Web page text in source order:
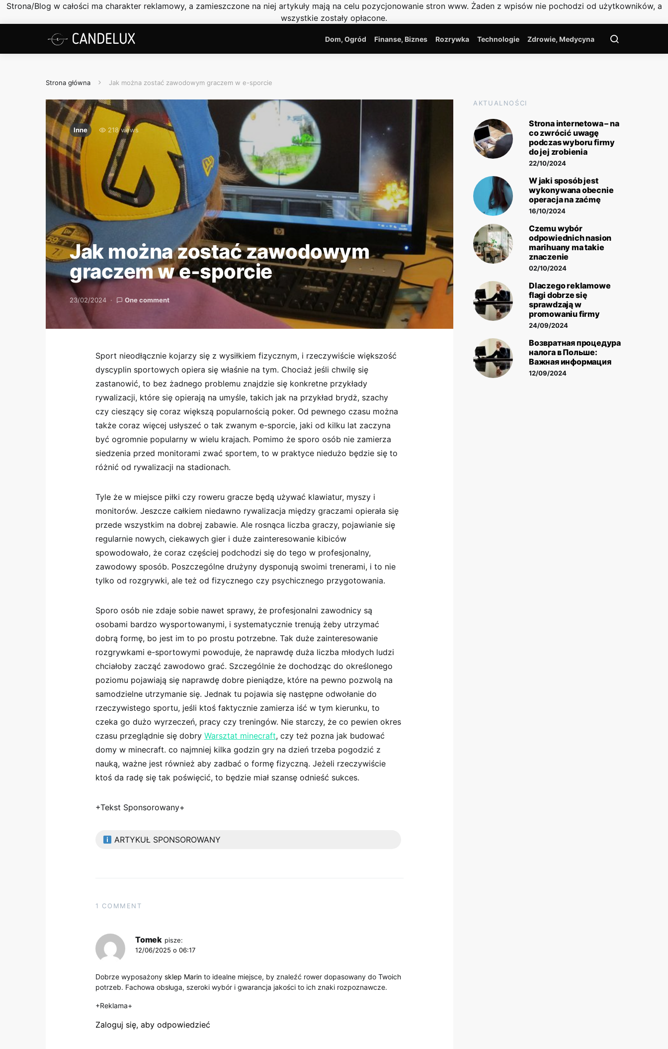
Strona/Blog w całości ma charakter reklamowy, a zamieszczone na niej artykuły mają na celu pozycjonowanie stron www. Żaden z wpisów nie pochodzi od użytkowników, a
wszystkie zostały opłacone.
Dom, Ogród Finanse, Biznes Rozrywka Technologie Zdrowie, Medycyna
Strona główna Jak można zostać zawodowym graczem w e-sporcie
Inne 218 views
Jak można zostać zawodowym
graczem w e-sporcie
23/02/2024 One comment
Sport nieodłącznie kojarzy się z wysiłkiem fizycznym, i rzeczywiście większość
dyscyplin sportowych opiera się właśnie na tym. Chociaż jeśli chwilę się
zastanowić, to bez żadnego problemu znajdzie się konkretne przykłady
rywalizacji, które się opierają na umyśle, takich jak na przykład brydż, szachy
czy cieszący się coraz większą popularnością poker. Od pewnego czasu można
także coraz więcej usłyszeć o tak zwanym e-sporcie, jaki od kilku lat zaczyna
być ogromnie popularny w wielu krajach. Pomimo że sporo osób nie zamierza
siedzenia przed monitorami zwać sportem, to w praktyce niedużo będzie się to
różnić od rywalizacji na stadionach.
Tyle że w miejsce piłki czy roweru gracze będą używać klawiatur, myszy i
monitorów. Jeszcze całkiem niedawno rywalizacja między graczami opierała się
przede wszystkim na dobrej zabawie. Ale rosnąca liczba graczy, pojawianie się
regularnie nowych, ciekawych gier i duże zainteresowanie kibiców
spowodowało, że coraz częściej podchodzi się do tego w profesjonalny,
zawodowy sposób. Poszczególne drużyny dysponują swoimi trenerami, i to nie
tylko od rozgrywki, ale też od fizycznego czy psychicznego przygotowania.
Sporo osób nie zdaje sobie nawet sprawy, że profesjonalni zawodnicy są
osobami bardzo wysportowanymi, i systematycznie trenują żeby utrzymać
dobrą formę, bo jest im to po prostu potrzebne. Tak duże zainteresowanie
rozgrywkami e-sportowymi powoduje, że naprawdę duża liczba młodych ludzi
chciałoby zacząć zawodowo grać. Szczególnie że dochodząc do określonego
poziomu pojawiają się naprawdę dobre pieniądze, które na pewno pozwolą na
samodzielne utrzymanie się. Jednak tu pojawia się następne odwołanie do
rzeczywistego sportu, jeśli ktoś faktycznie zamierza iść w tym kierunku, to
czeka go dużo wyrzeczeń, pracy czy treningów. Nie starczy, że co pewien okres
czasu przeglądnie się dobry Warsztat minecraft, czy też pozna jak budować
domy w minecraft. co najmniej kilka godzin gry na dzień trzeba pogodzić z
nauką, ważne jest również aby zadbać o formę fizyczną. Jeżeli rzeczywiście
ktoś da radę się tak poświęcić, to będzie miał szansę odnieść sukces.
+Tekst Sponsorowany+
ARTYKUŁ SPONSOROWANY
1 COMMENT
Tomek pisze:
12/06/2025 o 06:17
Dobrze wyposażony sklep Marin to idealne miejsce, by znaleźć rower dopasowany do Twoich
potrzeb. Fachowa obsługa, szeroki wybór i gwarancja jakości to ich znaki rozpoznawcze.
+Reklama+
Zaloguj się, aby odpowiedzieć
AKTUALNOŚCI
Strona internetowa – na
co zwrócić uwagę
podczas wyboru firmy
do jej zrobienia
22/10/2024
W jaki sposób jest
wykonywana obecnie
operacja na zaćmę
16/10/2024
Czemu wybór
odpowiednich nasion
marihuany ma takie
znaczenie
02/10/2024
Dlaczego reklamowe
flagi dobrze się
sprawdzają w
promowaniu firmy
24/09/2024
Возвратная процедура
налога в Польше:
Важная информация
12/09/2024